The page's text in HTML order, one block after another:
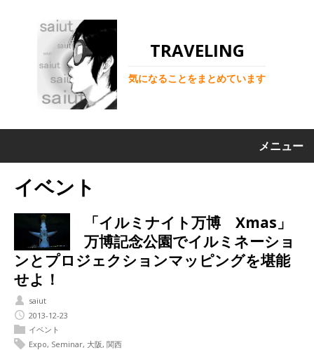
TRAVELING
気になることをまとめています
メニュー
イベント
「イルミナイト万博 Xmas」
万博記念公園でイルミネーショ
ンとプロジェクションマッピングを堪能
せよ！
saiut
2013-12-23
イベント
Expo, Seminar, 大阪, 関西